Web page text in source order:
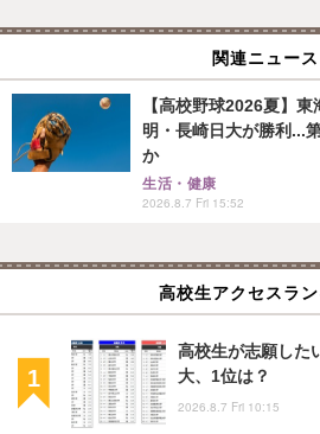
関連ニュース
【高校野球2026夏】
明・長崎日大が勝利...
か
生活・健康
2026.8.7 Fri 15:52
高校生アクセスラ
高校生が志願した
大、1位は？
2026.8.7 Fri 10:15